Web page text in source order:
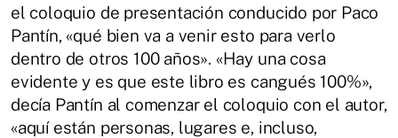
el coloquio de presentación conducido por Paco
Pantín, «qué bien va a venir esto para verlo
dentro de otros 100 años». «Hay una cosa
evidente y es que este libro es cangués 100%»,
decía Pantín al comenzar el coloquio con el autor,
«aquí están personas, lugares e, incluso,